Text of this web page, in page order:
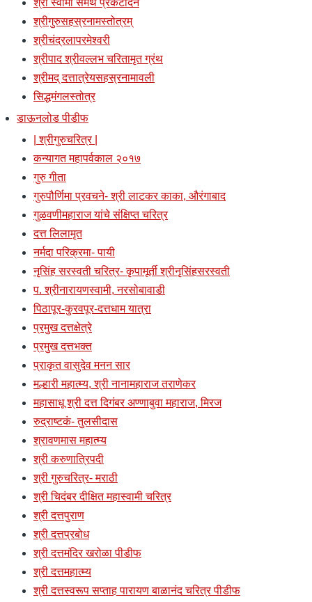
श्रीगुरुसहस्रनामस्तोत्रम्
श्रीचंद्रलापरमेश्वरी
श्रीपाद श्रीवल्लभ चरितामृत ग्रंथ
श्रीमद् दत्तात्रेयसहस्रनामावली
सिद्धमंगलस्तोत्र
डाऊनलोड पीडीफ
| श्रीगुरुचरित्र |
कन्यागत महापर्वकाल २०१७
गुरु गीता
गुरुपौर्णिमा प्रवचने- श्री लाटकर काका, औरंगाबाद
गुळवणीमहाराज यांचे संक्षिप्त चरित्र
दत्त लिलामृत
नर्मदा परिक्रमा- पायी
नृसिंह सरस्वती चरित्र- कृपामूर्ती श्रीनृसिंहसरस्वती
प. श्रीनारायणस्वामी, नरसोबावाडी
पिठापूर-कुरवपूर-दत्तधाम यात्रा
प्रमुख दत्तक्षेत्रे
प्रमुख दत्तभक्त
प्राकृत वासुदेव मनन सार
मल्हारी महात्म्य, श्री नानामहाराज तराणेकर
महासाधू श्री दत्त दिगंबर अण्णाबुवा महाराज, मिरज
रुद्राष्टकं- तुलसीदास
श्रावणमास महात्म्य
श्री करुणात्रिपदी
श्री गुरुचरित्र- मराठी
श्री चिदंबर दीक्षित महास्वामी चरित्र
श्री दत्तपुराण
श्री दत्तप्रबोध
श्री दत्तमंदिर खरोळा पीडीफ
श्री दत्तमहात्म्य
श्री दत्तस्वरूप सप्ताह पारायण बाळानंद चरित्र पीडीफ